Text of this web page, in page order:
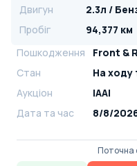
Двигун 2.3л /
Пробіг
94,377 км
Пошкодження
Front &
Стан
На ​​ходу
Аукціон
IAAI
Дата та час
8/8/
Поточна